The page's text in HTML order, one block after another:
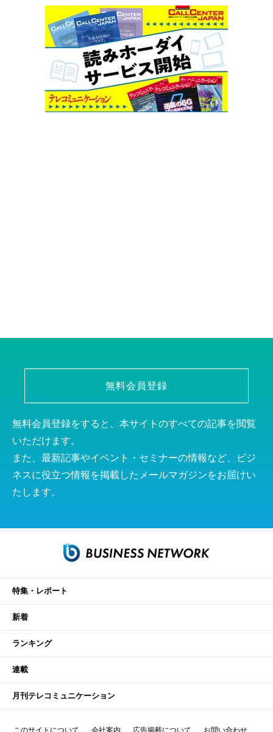
無料会員登録
無料会員登録をすると、本サイトのすべての記事を閲覧
いただけます。
また、最新記事やイベント・セミナーの情報など、ビジ
ネスに役立つ情報を掲載したメールマガジンをお届けい
たします。
特集・レポート
新着
ランキング
連載
月刊テレコミュニケーション